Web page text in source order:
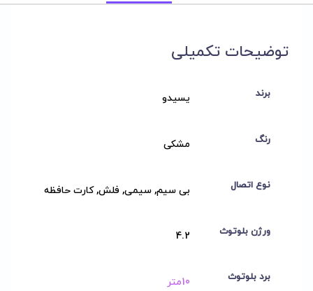
توضیحات تکمیلی
برند یسیدو
رنگ مشکی
نوع اتصال بی سیم, سیمی, فلش, کارت حافظه
ورژن بلوتوث 4.2
برد بلوتوث 10متر